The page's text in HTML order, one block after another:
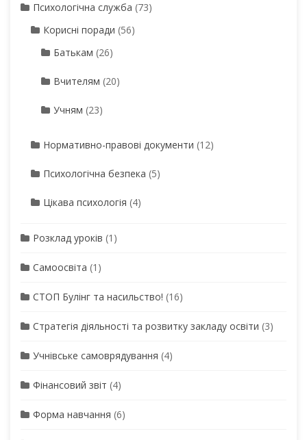
Психологічна служба (73)
Корисні поради (56)
Батькам (26)
Вчителям (20)
Учням (23)
Нормативно-правові документи (12)
Психологічна безпека (5)
Цікава психологія (4)
Розклад уроків (1)
Самоосвіта (1)
СТОП Булінг та насильство! (16)
Стратегія діяльності та розвитку закладу освіти (3)
Учнівське самоврядування (4)
Фінансовий звіт (4)
Форма навчання (6)